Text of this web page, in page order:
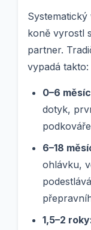
koně vyrostl
partner.
vypadá takto:
0–6
dotyk,
6–18
ohlávku,
1,5–2